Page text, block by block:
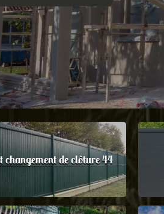
changement de clôture 44